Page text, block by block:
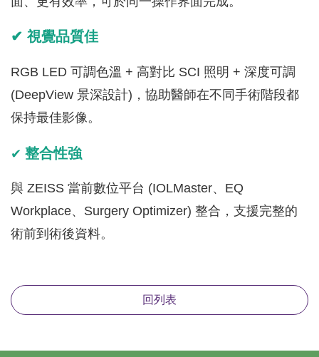
✔ 視覺品質佳
RGB LED 可調色溫 + 高對比 SCI 照明 + 深度可調
(DeepView 景深設計)，協助醫師在不同手術階段都
保持最佳影像。
✔ 整合性強
與 ZEISS 當前數位平台 (IOLMaster、EQ
Workplace、Surgery Optimizer) 整合，支援完整的
術前到術後資料。
回列表